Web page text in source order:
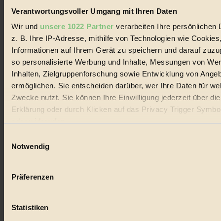
Verantwortungsvoller Umgang mit Ihren Daten
Wir und unsere 1022 Partner verarbeiten Ihre persönlichen
z. B. Ihre IP-Adresse, mithilfe von Technologien wie
Informationen auf Ihrem Gerät zu speichern und darauf
so personalisierte Werbung und Inhalte, Messungen von
Inhalten, Zielgruppenforschung sowie Entwicklung von
ermöglichen. Sie entscheiden darüber, wer Ihre Daten für
Zwecke nutzt. Sie können Ihre Einwilligung jederzeit über
Erklärung oder durch Klicken auf das Privacy Trigger
Wenn Sie es erlauben, würden wir auch gerne:
Ihr Gerät durch aktives Scannen nach bestimmten
Erfahren Sie mehr darüber, wie Ihre persönlichen Daten
Notwendig
Präferenzen
Statistiken